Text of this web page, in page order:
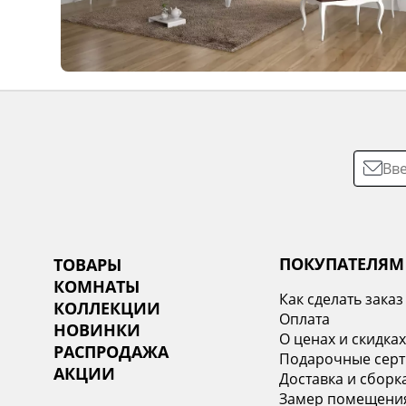
ТОВАРЫ
КОМНАТЫ
КОЛЛЕКЦИИ
НОВИНКИ
РАСПРОДАЖА
АКЦИИ
ПОКУПАТЕЛЯМ
Как сделать заказ
Оплата
О ценах и скидках
Подарочные
Доставка и
Замер